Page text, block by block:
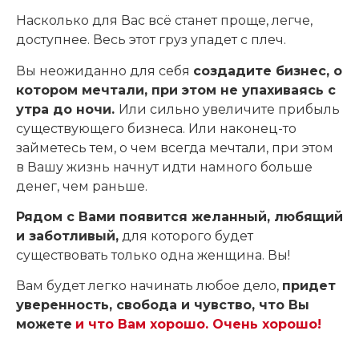
Насколько для Вас всё станет проще, легче,
доступнее. Весь этот груз упадет с плеч.
Вы неожиданно для себя создадите бизнес, о
котором мечтали, при этом не упахиваясь с
утра до ночи. Или сильно увеличите прибыль
существующего бизнеса. Или наконец-то
займетесь тем, о чем всегда мечтали, при этом
в Вашу жизнь начнут идти намного больше
денег, чем раньше.
Рядом с Вами появится желанный, любящий
и заботливый, для которого будет
существовать только одна женщина. Вы!
Вам будет легко начинать любое дело, придет
уверенность, свобода и чувство, что Вы
можете и что Вам хорошо. Очень хорошо!